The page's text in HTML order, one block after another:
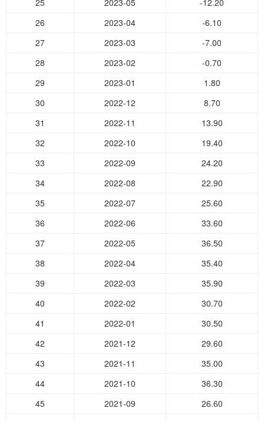
25
2023-05
-12.20
26
2023-04
-6.10
27
2023-03
-7.00
28
2023-02
-0.70
29
2023-01
1.80
30
2022-12
8.70
31
2022-11
13.90
32
2022-10
19.40
33
2022-09
24.20
34
2022-08
22.90
35
2022-07
25.60
36
2022-06
33.60
37
2022-05
36.50
38
2022-04
35.40
39
2022-03
35.90
40
2022-02
30.70
41
2022-01
30.50
42
2021-12
29.60
43
2021-11
35.00
44
2021-10
36.30
45
2021-09
26.60